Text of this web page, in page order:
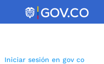
Iniciar sesión en gov co